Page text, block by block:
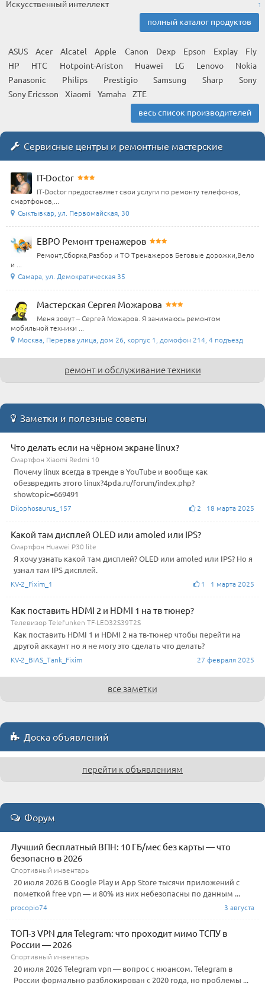
1
Искусственный интеллект
полный каталог продуктов
ASUS Acer Alcatel Apple Canon Dexp Epson Explay
Fly
HP
HTC Hotpoint-Ariston Huawei LG Lenovo
Nokia
Panasonic
Philips Prestigio Samsung Sharp
Sony
Sony Ericsson
Xiaomi Yamaha
ZTE
весь список производителей
Сервисные центры и ремонтные мастерские
IT-Doctor
IT-Doctor предоставляет свои услуги по ремонту телефонов,
смартфонов,...
Сыктывкар, ул. Первомайская, 30
ЕВРО Ремонт тренажеров
Ремонт,Сборка,Разбор и ТО Тренажеров Беговые дорожки,Вело
и ...
Самара, ул. Демократическая 35
Мастерская Сергея Можарова
Меня зовут – Сергей Можаров. Я занимаюсь ремонтом
мобильной техники ...
Москва, Перерва улица, дом 26, корпус 1, домофон 214, 4 подъезд
ремонт и обслуживание техники
Заметки и полезные советы
Что делать если на чёрном экране linux?
Смартфон Xiaomi Redmi 10
Почему linux всегда в тренде в YouTube и вообще как
обезвредить этого linux?4pda.ru/forum/index.php?
showtopic=669491
Dilophosaurus_157 2 18 марта 2025
Какой там дисплей OLED или amoled или IPS?
Смартфон Huawei P30 lite
Я хочу узнать какой там дисплей? OLED или amoled или IPS? Но я
узнал там IPS дисплей.
KV-2_Fixim_1 1 1 марта 2025
Как поставить HDMI 2 и HDMI 1 на тв тюнер?
Телевизор Telefunken TF-LED32S39T2S
Как поставить HDMI 1 и HDMI 2 на тв-тюнер чтобы перейти на
другой аккаунт но я не могу это сделать что делать?
KV-2_BIAS_Tank_Fixim 27 февраля 2025
все заметки
Доска объявлений
перейти к объявлениям
Форум
Лучший бесплатный ВПН: 10 ГБ/мес без карты — что
безопасно в 2026
Спортивный инвентарь
20 июля 2026 В Google Play и App Store тысячи приложений с
пометкой free vpn — и 80% из них небезопасны по данным ...
procopio74 3 августа
ТОП-3 VPN для Telegram: что проходит мимо ТСПУ в
России — 2026
Спортивный инвентарь
20 июля 2026 Telegram vpn — вопрос с нюансом. Telegram в
России формально разблокирован с 2020 года, но проблемы ...